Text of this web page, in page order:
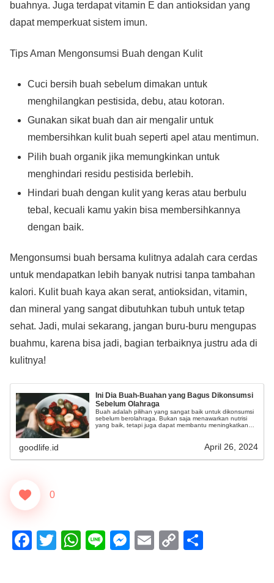
buahnya. Juga terdapat vitamin E dan antioksidan yang
dapat memperkuat sistem imun.
Tips Aman Mengonsumsi Buah dengan Kulit
Cuci bersih buah sebelum dimakan untuk
menghilangkan pestisida, debu, atau kotoran.
Gunakan sikat buah dan air mengalir untuk
membersihkan kulit buah seperti apel atau mentimun.
Pilih buah organik jika memungkinkan untuk
menghindari residu pestisida berlebih.
Hindari buah dengan kulit yang keras atau berbulu
tebal, kecuali kamu yakin bisa membersihkannya
dengan baik.
Mengonsumsi buah bersama kulitnya adalah cara cerdas
untuk mendapatkan lebih banyak nutrisi tanpa tambahan
kalori. Kulit buah kaya akan serat, antioksidan, vitamin,
dan mineral yang sangat dibutuhkan tubuh untuk tetap
sehat. Jadi, mulai sekarang, jangan buru-buru mengupas
buahmu, karena bisa jadi, bagian terbaiknya justru ada di
kulitnya!
Ini Dia Buah-Buahan yang Bagus Dikonsumsi
Sebelum Olahraga
Buah adalah pilihan yang sangat baik untuk dikonsumsi
sebelum berolahraga. Bukan saja menawarkan nutrisi
yang baik, tetapi juga dapat membantu meningkatkan
goodlife.id April 26, 2024
0
F
T
W
Li
M
E
C